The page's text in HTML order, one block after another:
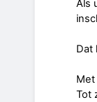
Als
Dat
Tot